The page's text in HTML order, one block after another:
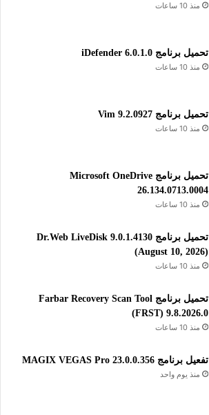
منذ 10 ساعات
تحميل برنامج iDefender 6.0.1.0
منذ 10 ساعات
تحميل برنامج Vim 9.2.0927
منذ 10 ساعات
تحميل برنامج Microsoft OneDrive
26.134.0713.0004
منذ 10 ساعات
تحميل برنامج Dr.Web LiveDisk 9.0.1.4130
(August 10, 2026)
منذ 10 ساعات
تحميل برنامج Farbar Recovery Scan Tool
(FRST) 9.8.2026.0
منذ 10 ساعات
تفعيل برنامج MAGIX VEGAS Pro 23.0.0.356
منذ يوم واحد